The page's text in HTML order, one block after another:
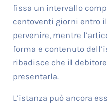
fissa un intervallo
centoventi giorni entro
pervenire, mentre
forma e contenuto
ribadisce che il
presentarla.
L’istanza può ancora